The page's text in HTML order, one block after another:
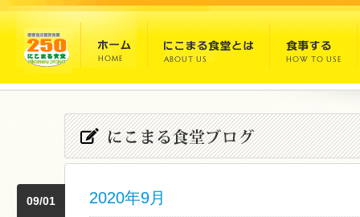
2020年9月
09/01